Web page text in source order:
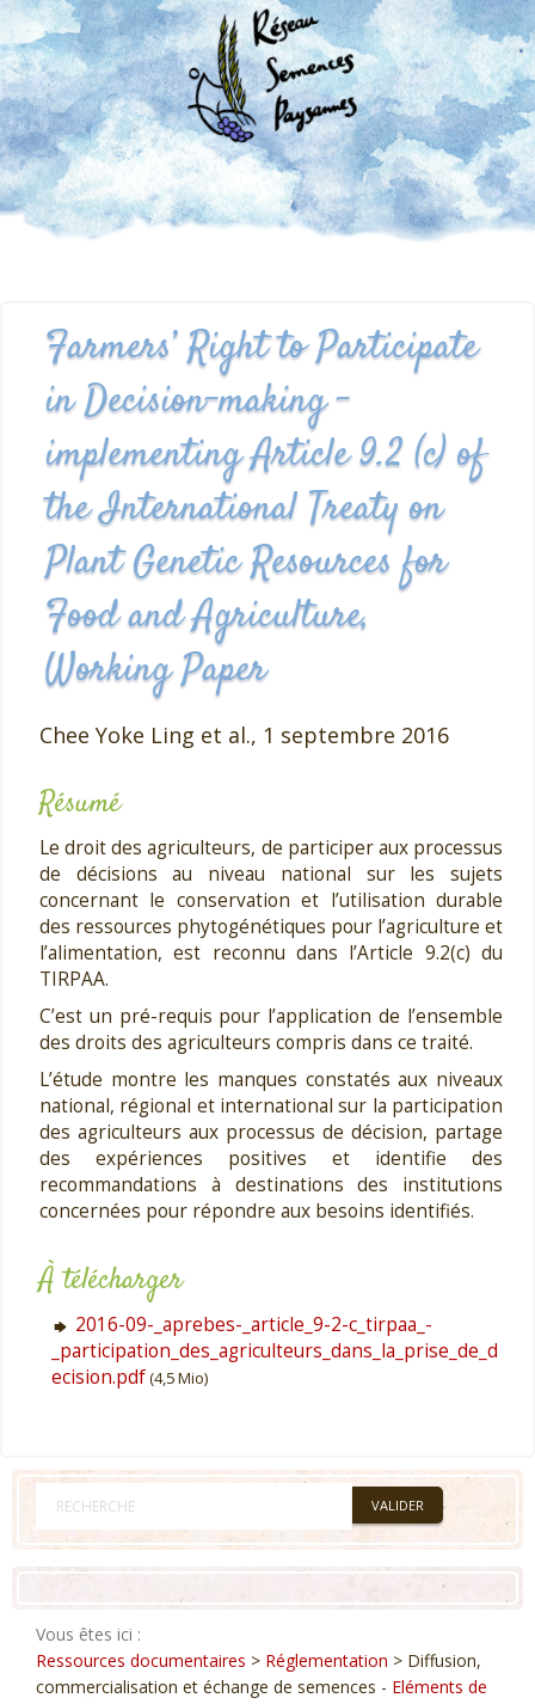
Farmers’ Right to Participate
in Decision-making –
implementing Article 9.2 (c) of
the International Treaty on
Plant Genetic Resources for
Food and Agriculture,
Working Paper
Chee Yoke Ling et al., 1 septembre 2016
Résumé
Le droit des agriculteurs, de participer aux processus
de décisions au niveau national sur les sujets
concernant le conservation et l’utilisation durable
des ressources phytogénétiques pour l’agriculture et
l’alimentation, est reconnu dans l’Article 9.2(c) du
TIRPAA.
C’est un pré-requis pour l’application de l’ensemble
des droits des agriculteurs compris dans ce traité.
L’étude montre les manques constatés aux niveaux
national, régional et international sur la participation
des agriculteurs aux processus de décision, partage
des expériences positives et identifie des
recommandations à destinations des institutions
concernées pour répondre aux besoins identifiés.
À télécharger
2016-09-_aprebes-_article_9-2-c_tirpaa_-
_participation_des_agriculteurs_dans_la_prise_de_d
ecision.pdf(4,5 Mio)
Vous êtes ici :
Ressources documentaires > Réglementation > Diffusion,
commercialisation et échange de semences - Eléments de